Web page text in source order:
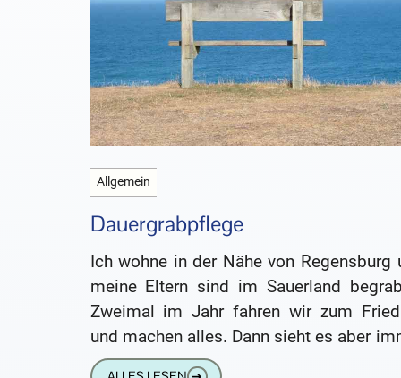
Allgemein
Dauergrabpflege
Ich wohne in der Nähe von Regensburg
meine Eltern sind im Sauerland
Zweimal im Jahr fahren wir zum
und machen alles. Dann sieht es aber
verherrend